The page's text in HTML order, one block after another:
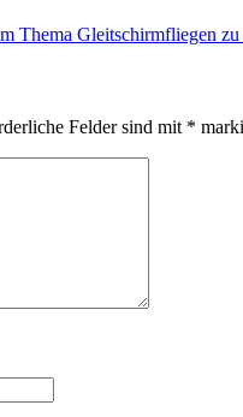
Thema Gleitschirmfliegen
Felder sind mit *